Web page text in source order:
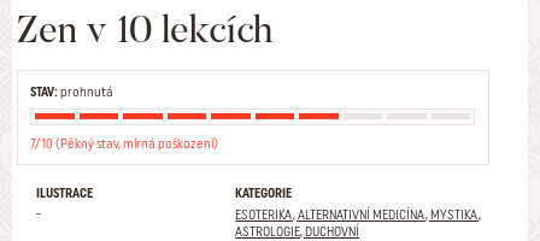
Zen v 10 lekcích
STAV:prohnutá
7/10 (Pěkný stav, mírná poškození)
ILUSTRACE
-
KATEGORIE
ESOTERIKA, ALTERNATIVNÍ MEDICÍNA, MYSTIKA,
ASTROLOGIE, DUCHOVNÍ